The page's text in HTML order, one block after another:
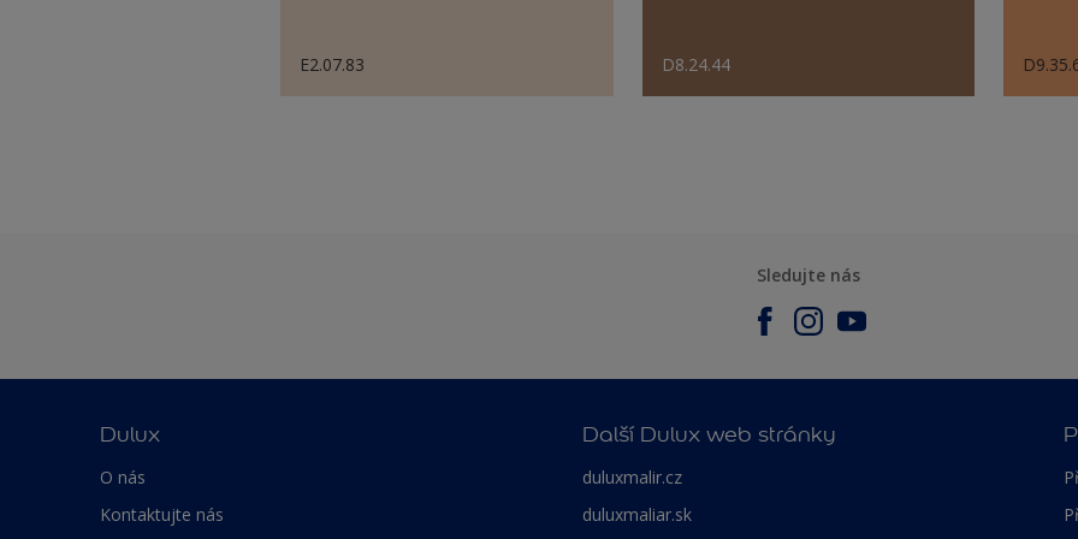
E2.07.83 D8.24.44
Sledujte nás
Dulux
O nás
Kontaktujte nás
Další Dulux web stránky
duluxmalir.cz
duluxmaliar.sk